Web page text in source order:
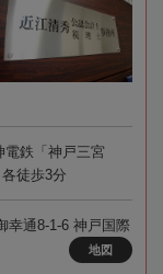
鉄「神戸三宮
徒歩3分
幸通8-1-6 神戸国際
地図